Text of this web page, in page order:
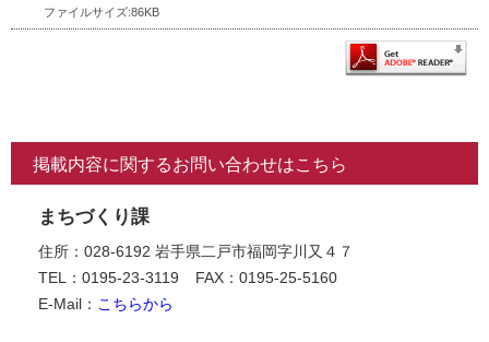
ファイルサイズ:86KB
掲載内容に関するお問い合わせはこちら
まちづくり課
住所：028-6192 岩手県二戸市福岡字川又４７
TEL：0195-23-3119
FAX：0195-25-5160
E-Mail： こちらから